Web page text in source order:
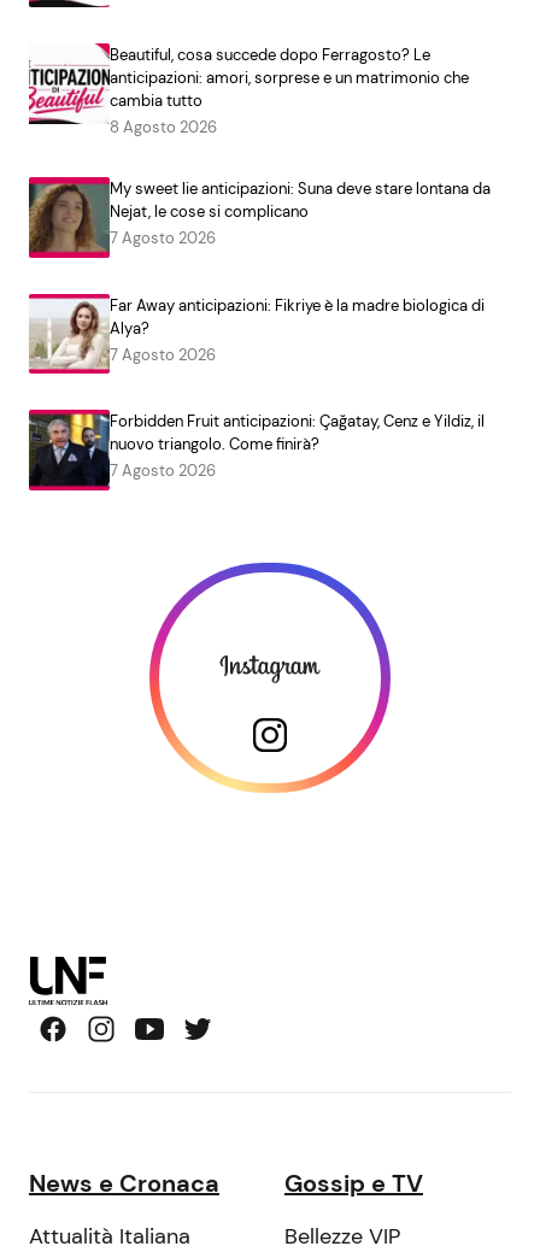
Beautiful, cosa succede dopo Ferragosto? Le
anticipazioni: amori, sorprese e un matrimonio che
cambia tutto
8 Agosto 2026
My sweet lie anticipazioni: Suna deve stare lontana da
Nejat, le cose si complicano
7 Agosto 2026
Far Away anticipazioni: Fikriye è la madre biologica di
Alya?
7 Agosto 2026
Forbidden Fruit anticipazioni: Çağatay, Cenz e Yildiz, il
nuovo triangolo. Come finirà?
7 Agosto 2026
News e Cronaca
Attualità Italiana
Gossip e TV
Bellezze VIP